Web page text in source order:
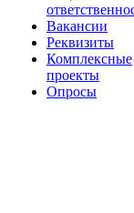
Вакансии
Реквизиты
Комплексные
проекты
Опросы